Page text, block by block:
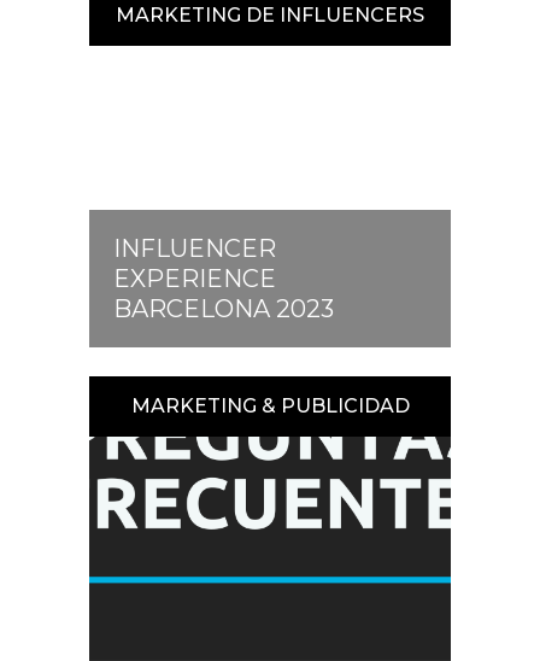
MARKETING DE INFLUENCERS
INFLUENCER
EXPERIENCE
BARCELONA 2023
MARKETING & PUBLICIDAD